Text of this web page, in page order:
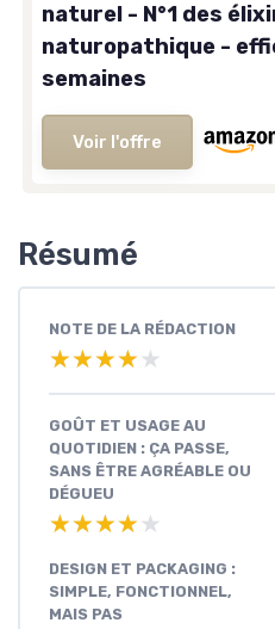
naturel - N°1 des
naturopathique -
semaines
Voir l'offre
Résumé
NOTE DE LA RÉDACTION
★★★★★
★★★★★
GOÛT ET USAGE AU
QUOTIDIEN : ÇA PASSE,
SANS ÊTRE AGRÉABLE OU
DÉGUEU
★★★★★
★★★★★
DESIGN ET PACKAGING :
SIMPLE, FONCTIONNEL,
MAIS PAS